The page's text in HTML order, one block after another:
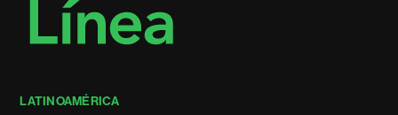
LATINOAMÉRICA